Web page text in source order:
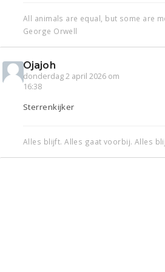
All animals are equal, but some are
George Orwell
Ojajoh
donderdag 2 april 2026 om
16:38
Sterrenkijker
Alles blijft. Alles gaat voorbij. Alles